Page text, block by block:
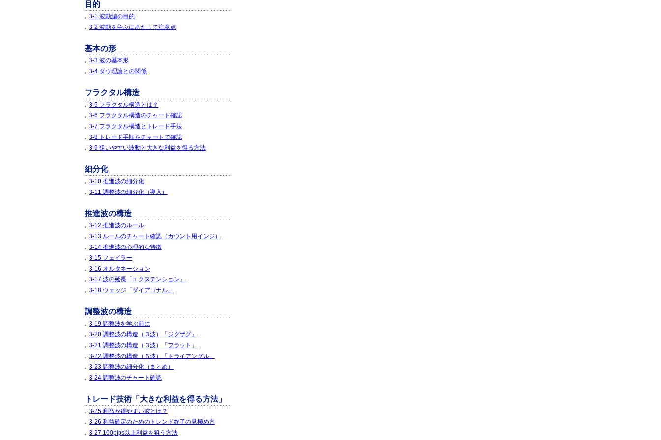
目的
3-1 波動編の目的
3-2 波動を学ぶにあたって注意点
基本の形
3-3 波の基本形
3-4 ダウ理論との関係
フラクタル構造
3-5 フラクタル構造とは？
3-6 フラクタル構造のチャート確認
3-7 フラクタル構造とトレード手法
3-8 トレード手順をチャートで確認
3-9 狙いやすい波動と大きな利益を得る方法
細分化
3-10 推進波の細分化
3-11 調整波の細分化（導入）
推進波の構造
3-12 推進波のルール
3-13 ルールのチャート確認（カウント用インジ）
3-14 推進波の心理的な特徴
3-15 フェイラー
3-16 オルタネーション
3-17 波の延長「エクステンション」
3-18 ウェッジ「ダイアゴナル」
調整波の構造
3-19 調整波を学ぶ前に
3-20 調整波の構造（３波）「ジグザグ」
3-21 調整波の構造（３波）「フラット」
3-22 調整波の構造（５波）「トライアングル」
3-23 調整波の細分化（まとめ）
3-24 調整波のチャート確認
トレード技術「大きな利益を得る方法」
3-25 利益が得やすい波とは？
3-26 利益確定のためのトレンド終了の見極め方
3-27 100pips以上利益を狙う方法